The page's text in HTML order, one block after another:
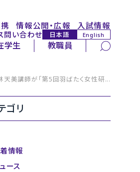
情報公開・広報 入試情報
問い合わせ 日本語 English
学生 教職員
天美講師が「第5回羽ばたく女性研...
ゴリ
情報
ース